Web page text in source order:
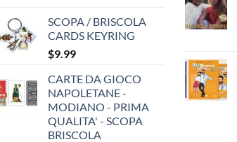
SCOPA / BRISCOLA
CARDS KEYRING
$9.99
CARTE DA GIOCO
NAPOLETANE -
MODIANO - PRIMA
QUALITA' - SCOPA
BRISCOLA